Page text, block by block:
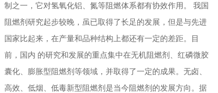
制之一，它对氢氧化铝、氮等阻燃体系都有协效作用。 我国
阻燃剂研究起步较晚，虽已取得了长足的发展，但是与先进
国家比起来，在产量和品种结构上都还有一定的差距。目
前，国内 的研究和发展的重点集中在无机阻燃剂、红磷微胶
囊化、膨胀型阻燃剂等领域，并取得了一定的成果。无卤、
高效、低烟、低毒新型阻燃剂是当今阻燃剂的发展方向。据